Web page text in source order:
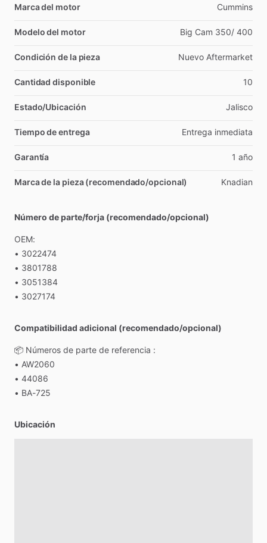
Marca del motor Cummins
Modelo del motor Big Cam 350​/​ 400
Condición de la pieza Nuevo Aftermarket
Cantidad disponible 10
Estado/Ubicación Jalisco
Tiempo de entrega Entrega inmediata
Garantía 1 año
Marca de la pieza (recomendado/opcional) Knadian
Número de parte/forja (recomendado/opcional)
OEM:
• 3022474
• 3801788
• 3051384
• 3027174
Compatibilidad adicional (recomendado/opcional)
📦 Números de parte de referencia :
• AW2060
• 44086
• BA-725
Ubicación